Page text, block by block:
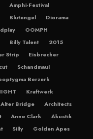
Amphi-Festival
Blutengel
Diorama
OOMPH
Billy Talent
2015
Strip
Eisbrecher
Schandmaul
Berzerk
Kraftwerk
Alter Bridge
Architects
Anne Clark
Akustik
Silly
Golden Apes